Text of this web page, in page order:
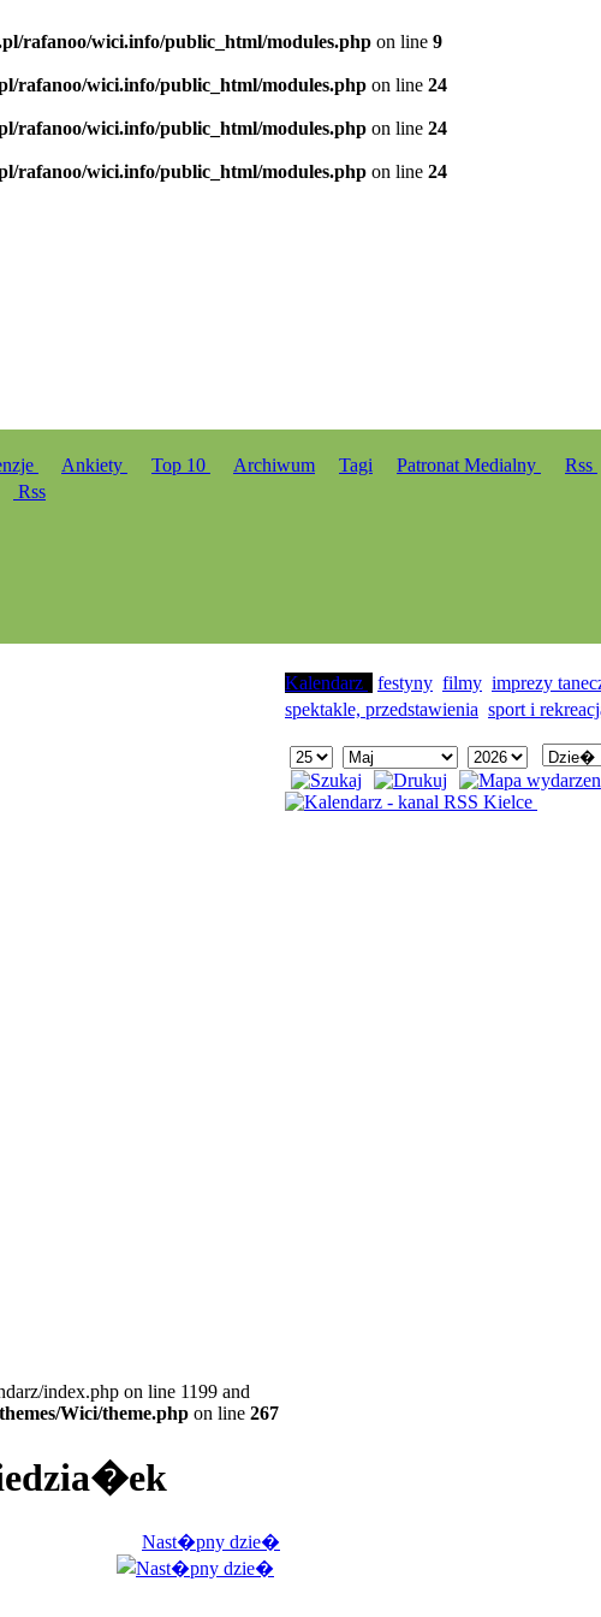
rafanoo/wici.info/public_html/modules.php on line 9
rafanoo/wici.info/public_html/modules.php on line 24
rafanoo/wici.info/public_html/modules.php on line 24
rafanoo/wici.info/public_html/modules.php on line 24
Ankiety Top 10 Archiwum Tagi Patronat Medialny
Rss
Rss
index.php on line 1199 and
Wici/theme.php on line 267
Nast�pny dzie�
Kalendarz festyny filmy imprezy
spektakle, przedstawienia sport i